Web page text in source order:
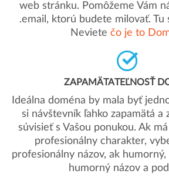
web stránku. Pomôžeme Vám
.email, ktorú budete milovať. Tu
Neviete čo je to
ZAPAMÄTATEĽNOSŤ
Ideálna doména by mala byť
si návštevník ľahko zapamätá a
súvisieť s Vašou ponukou. Ak
profesionálny charakter,
profesionálny názov, ak
humorný názov a